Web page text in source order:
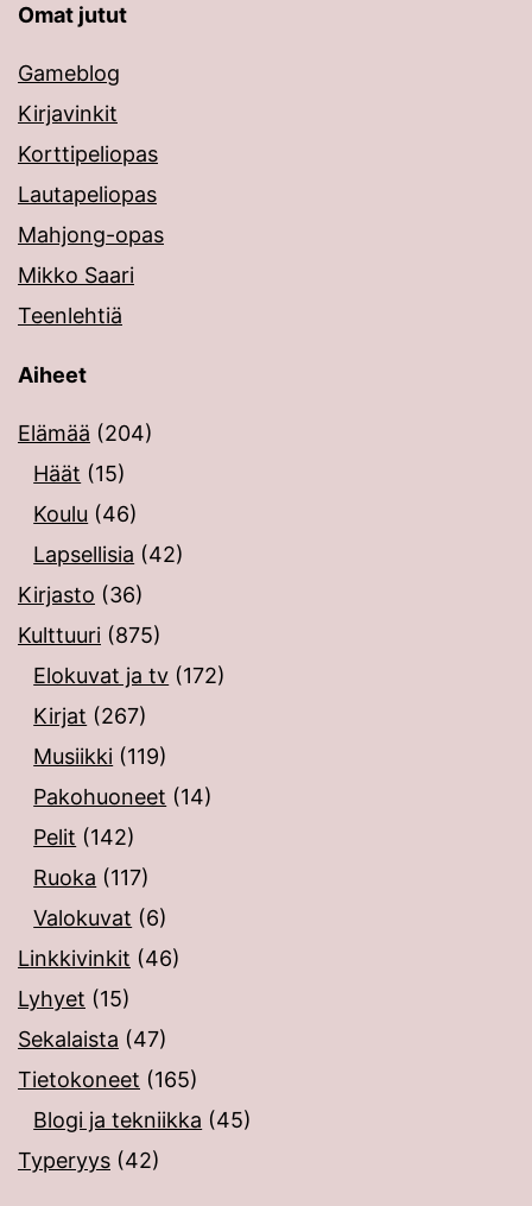
Omat jutut
Gameblog
Kirjavinkit
Korttipeliopas
Lautapeliopas
Mahjong-opas
Mikko Saari
Teenlehtiä
Aiheet
Elämää (204)
Häät (15)
Koulu (46)
Lapsellisia (42)
Kirjasto (36)
Kulttuuri (875)
Elokuvat ja tv (172)
Kirjat (267)
Musiikki (119)
Pakohuoneet (14)
Pelit (142)
Ruoka (117)
Valokuvat (6)
Linkkivinkit (46)
Lyhyet (15)
Sekalaista (47)
Tietokoneet (165)
Blogi ja tekniikka (45)
Typeryys (42)